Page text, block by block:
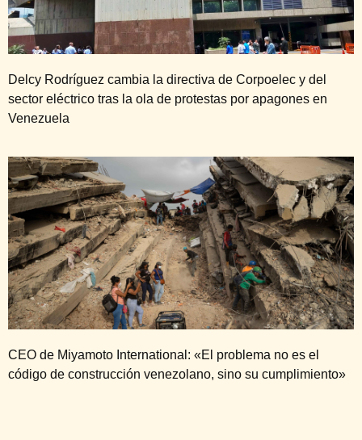
Delcy Rodríguez cambia la directiva de Corpoelec y del
sector eléctrico tras la ola de protestas por apagones en
Venezuela
CEO de Miyamoto International: «El problema no es el
código de construcción venezolano, sino su cumplimiento»